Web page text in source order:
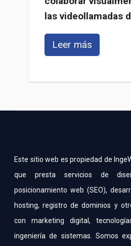
las videollamadas
Leer más
Este sitio web es propiedad de
que presta servicios de
posicionamiento web (SEO),
hosting, registro de dominios y
con marketing digital,
ingeniería de sistemas. Somos